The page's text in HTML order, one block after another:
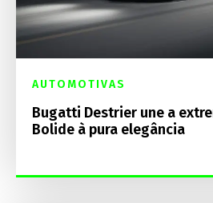
AUTOMOTIVAS
Bugatti Destrier une a
Bolide à pura elegância